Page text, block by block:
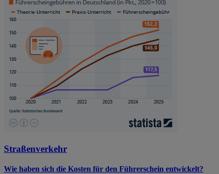
Straßenverkehr
Wie haben sich die Kosten für den Führerschein entwickelt?